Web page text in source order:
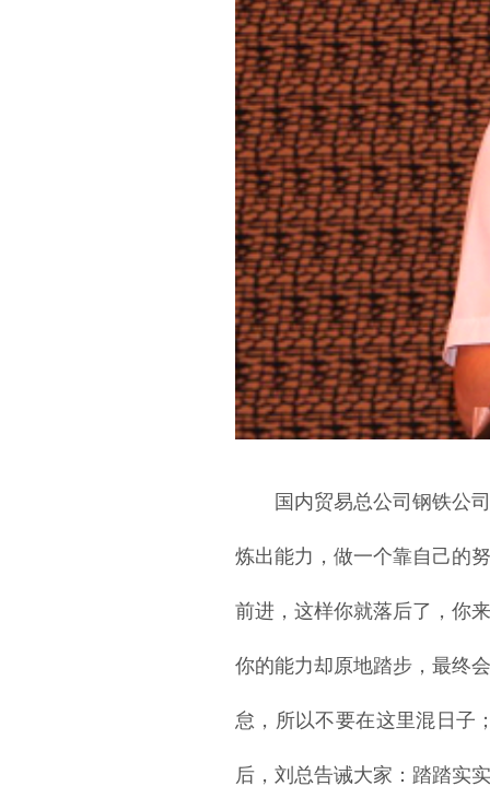
国内贸易总公司钢铁公
炼出能力，做一个靠自己的
前进，这样你就落后了，你
你的能力却原地踏步，最终
怠，所以不要在这里混日子
后，刘总告诫大家：踏踏实